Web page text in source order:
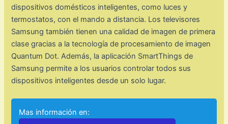
dispositivos domésticos inteligentes, como luces y
termostatos, con el mando a distancia. Los televisores
Samsung también tienen una calidad de imagen de primera
clase gracias a la tecnología de procesamiento de imagen
Quantum Dot. Además, la aplicación SmartThings de
Samsung permite a los usuarios controlar todos sus
dispositivos inteligentes desde un solo lugar.
Mas información en: